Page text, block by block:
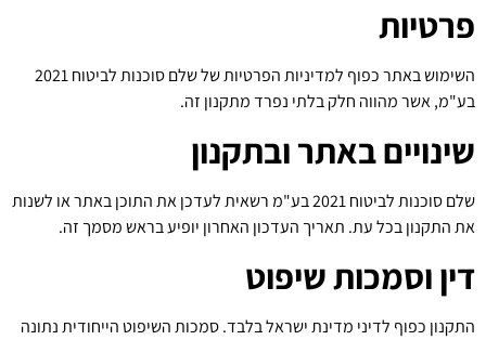
פרטיות
השימוש באתר כפוף למדיניות הפרטיות של שלם סוכנות לביטוח 2021
בע"מ, אשר מהווה חלק בלתי נפרד מתקנון זה.
שינויים באתר ובתקנון
שלם סוכנות לביטוח 2021 בע"מ רשאית לעדכן את התוכן באתר או לשנות
את התקנון בכל עת. תאריך העדכון האחרון יופיע בראש מסמך זה.
דין וסמכות שיפוט
התקנון כפוף לדיני מדינת ישראל בלבד. סמכות השיפוט הייחודית נתונה